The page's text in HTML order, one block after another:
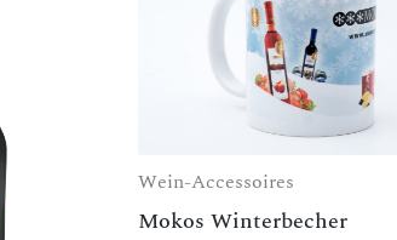
Wein-Accessoires
Mokos Winterbecher